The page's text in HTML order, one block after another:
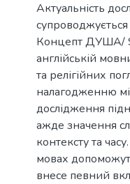
Актуальність
Концепт ДУША/
англійській
та релігійних
налагодженню
дослідження
ажде значення
контексту та
мовах
внесе певний